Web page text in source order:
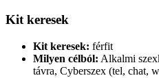
Kit keresek
Kit keresek: férfit
Milyen célból: Alkalmi
távra, Cyberszex (tel, chat,